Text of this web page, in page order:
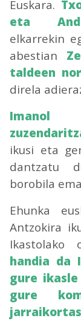
Euskara.
eta
elkarrekin
abestian
taldeen
direla
Imanol
ikusi eta
dantzatu
borobila
Ehunka
Antzokira
Ikastolako
handia da
gure
gure